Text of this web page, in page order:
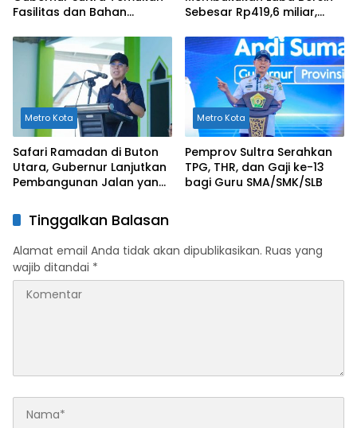
Fasilitas dan Bahan
Standar
Sebesar Rp419,6 miliar,
Capaian Tahun 2024
Metro Kota
Safari Ramadan di Buton
Utara, Gubernur Lanjutkan
Pembangunan Jalan yang
Metro Kota
Pemprov Sultra Serahkan
TPG, THR, dan Gaji ke-13
bagi Guru SMA/SMK/SLB
Tinggalkan Balasan
Alamat email Anda tidak akan dipublikasikan. Ruas yang
wajib ditandai *